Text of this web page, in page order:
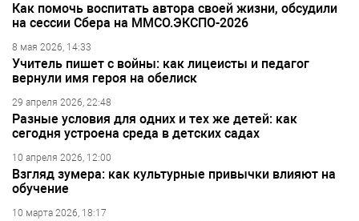
Как помочь воспитать автора своей жизни, обсудили
на сессии Сбера на ММСО.ЭКСПО-2026
8 мая 2026, 14:33
Учитель пишет с войны: как лицеисты и педагог
вернули имя героя на обелиск
29 апреля 2026, 22:48
Разные условия для одних и тех же детей: как
сегодня устроена среда в детских садах
10 апреля 2026, 12:00
Взгляд зумера: как культурные привычки влияют на
обучение
10 марта 2026, 18:17